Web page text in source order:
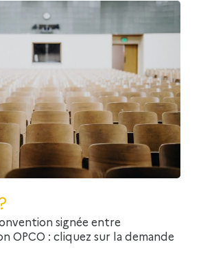
signée entre
OPCO : cliquez sur la demande